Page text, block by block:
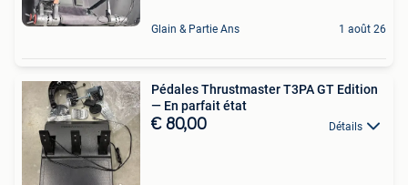
Glain & Partie Ans 1 août 26
Pédales Thrustmaster T3PA GT Edition
— En parfait état
€ 80,00 Détails